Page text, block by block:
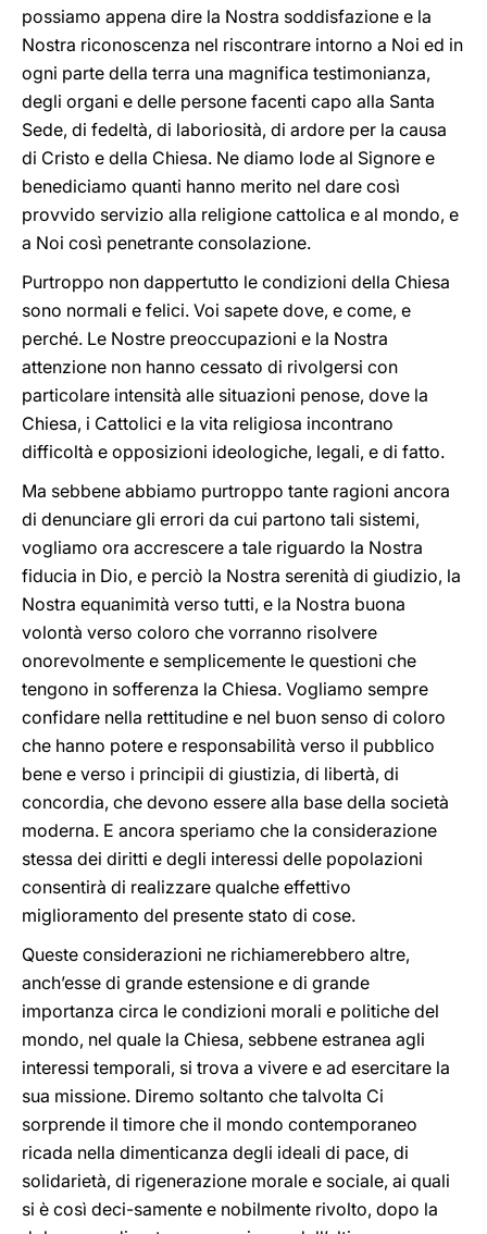
possiamo appena dire la Nostra soddisfazione e la
Nostra riconoscenza nel riscontrare intorno a Noi ed in
ogni parte della terra una magnifica testimonianza,
degli organi e delle persone facenti capo alla Santa
Sede, di fedeltà, di laboriosità, di ardore per la causa
di Cristo e della Chiesa. Ne diamo lode al Signore e
benediciamo quanti hanno merito nel dare così
provvido servizio alla religione cattolica e al mondo, e
a Noi così penetrante consolazione.
Purtroppo non dappertutto le condizioni della Chiesa
sono normali e felici. Voi sapete dove, e come, e
perché. Le Nostre preoccupazioni e la Nostra
attenzione non hanno cessato di rivolgersi con
particolare intensità alle situazioni penose, dove la
Chiesa, i Cattolici e la vita religiosa incontrano
difficoltà e opposizioni ideologiche, legali, e di fatto.
Ma sebbene abbiamo purtroppo tante ragioni ancora
di denunciare gli errori da cui partono tali sistemi,
vogliamo ora accrescere a tale riguardo la Nostra
fiducia in Dio, e perciò la Nostra serenità di giudizio, la
Nostra equanimità verso tutti, e la Nostra buona
volontà verso coloro che vorranno risolvere
onorevolmente e semplicemente le questioni che
tengono in sofferenza la Chiesa. Vogliamo sempre
confidare nella rettitudine e nel buon senso di coloro
che hanno potere e responsabilità verso il pubblico
bene e verso i principii di giustizia, di libertà, di
concordia, che devono essere alla base della società
moderna. E ancora speriamo che la considerazione
stessa dei diritti e degli interessi delle popolazioni
consentirà di realizzare qualche effettivo
miglioramento del presente stato di cose.
Queste considerazioni ne richiamerebbero altre,
anch’esse di grande estensione e di grande
importanza circa le condizioni morali e politiche del
mondo, nel quale la Chiesa, sebbene estranea agli
interessi temporali, si trova a vivere e ad esercitare la
sua missione. Diremo soltanto che talvolta Ci
sorprende il timore che il mondo contemporaneo
ricada nella dimenticanza degli ideali di pace, di
solidarietà, di rigenerazione morale e sociale, ai quali
si è così deci-samente e nobilmente rivolto, dopo la